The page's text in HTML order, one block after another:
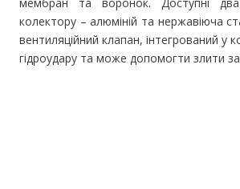
мембран та воронок. Доступні
колектору – алюміній та нержавіюча
вентиляційний клапан, інтегрований у
гідроудару та може допомогти злити